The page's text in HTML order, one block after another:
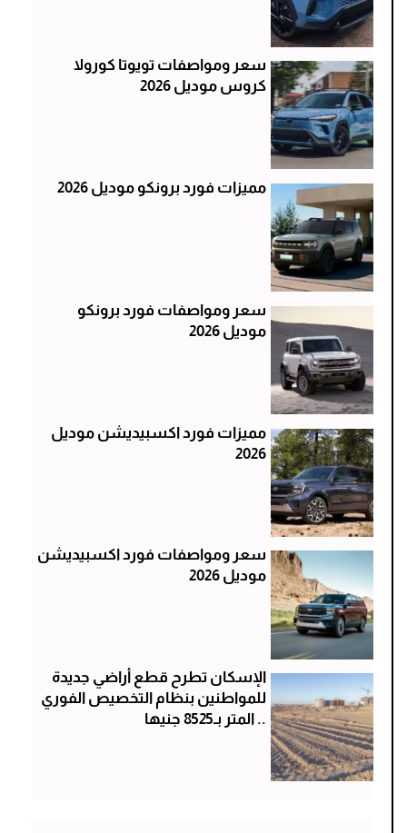
سعر ومواصفات تويوتا كورولا
كروس موديل 2026
مميزات فورد برونكو موديل 2026
سعر ومواصفات فورد برونكو
موديل 2026
مميزات فورد اكسبيديشن موديل
2026
سعر ومواصفات فورد اكسبيديشن
موديل 2026
الإسكان تطرح قطع أراضي جديدة
للمواطنين بنظام التخصيص الفوري
.. المتر بـ8525 جنيها